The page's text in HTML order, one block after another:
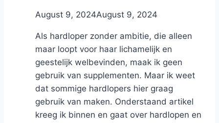
ByNicole
August 9, 2024August 9, 2024
Als hardloper zonder ambitie, die alleen
maar loopt voor haar lichamelijk en
geestelijk welbevinden, maak ik geen
gebruik van supplementen. Maar ik weet
dat sommige hardlopers hier graag
gebruik van maken. Onderstaand artikel
kreeg ik binnen en gaat over hardlopen en